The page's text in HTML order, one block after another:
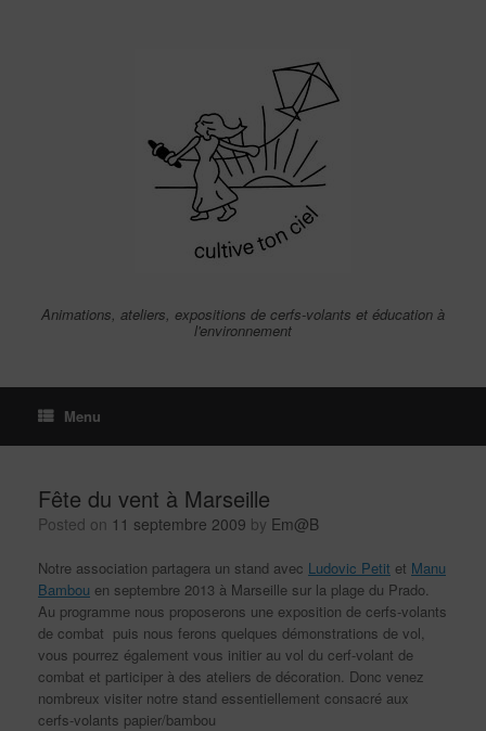
Animations, ateliers, expositions de cerfs-volants et éducation à
l'environnement
Menu
Fête du vent à Marseille
Posted on 11 septembre 2009 by Em@B
Notre association partagera un stand avec Ludovic Petit et Manu
Bambou en septembre 2013 à Marseille sur la plage du Prado.
Au programme nous proposerons une exposition de cerfs-volants
de combat puis nous ferons quelques démonstrations de vol,
vous pourrez également vous initier au vol du cerf-volant de
combat et participer à des ateliers de décoration. Donc venez
nombreux visiter notre stand essentiellement consacré aux
cerfs-volants papier/bambou